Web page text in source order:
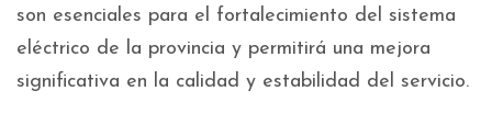
son esenciales para el fortalecimiento del sistema
eléctrico de la provincia y permitirá una mejora
significativa en la calidad y estabilidad del servicio.